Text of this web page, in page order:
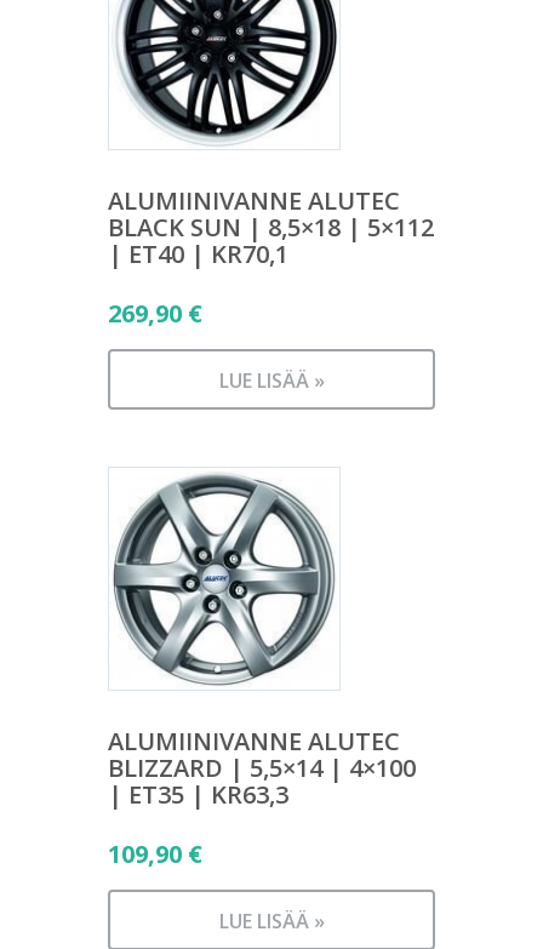
ALUMIINIVANNE ALUTEC
BLACK SUN | 8,5×18 | 5×112
| ET40 | KR70,1
269,90 €
LUE LISÄÄ »
ALUMIINIVANNE ALUTEC
BLIZZARD | 5,5×14 | 4×100
| ET35 | KR63,3
109,90 €
LUE LISÄÄ »